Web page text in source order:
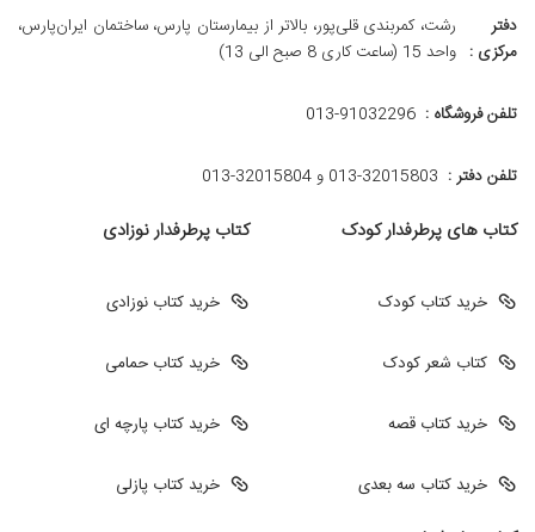
دفتر
مرکزی :
رشت، کمربندی قلی‌پور، بالاتر از بیمارستان پارس، ساختمان ایران‌پارس،
واحد 15 (ساعت کاری 8 صبح الی 13)
تلفن فروشگاه : 013-91032296
تلفن دفتر : 013-32015803 و 32015804-013
کتاب های پرطرفدار کودک
خرید کتاب کودک
کتاب شعر کودک
خرید کتاب قصه
خرید کتاب سه بعدی
کتاب پرطرفدار نوزادی
خرید کتاب نوزادی
خرید کتاب حمامی
خرید کتاب پارچه ای
خرید کتاب پازلی